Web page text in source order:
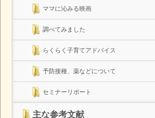
ママに沁みる映画
調べてみました
らくらく子育てアドバイス
予防接種、薬などについて
セミナーリポート
主な参考文献